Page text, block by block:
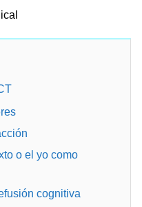
o el yo como
cognitiva